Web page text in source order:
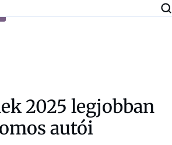
2025 legjobban
autói